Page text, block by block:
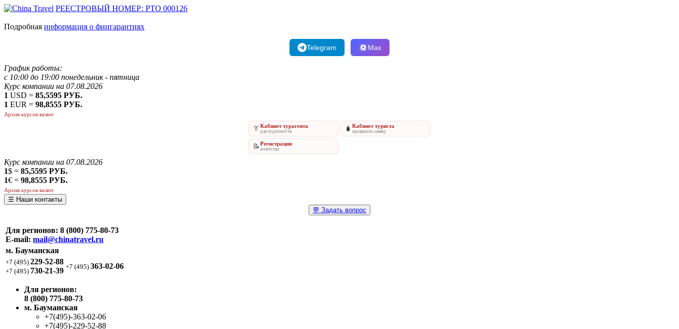
РЕЕСТРОВЫЙ НОМЕР: РТО 000126
Подробная информация о фингарантиях
Telegram Max
График работы:
с 10:00 до 19:00 понедельник - пятница
Курс компании на 07.08.2026
1 USD = 85,5595 РУБ.
1 EUR = 98,8555 РУБ.
Архив курсов валют
👔Кабинет турагента
для турагентств 🧳 Кабинет туриста
проверить заявку
📝Регистрация
агентство
Курс компании на 07.08.2026
1$ = 85,5595 РУБ.
1€ = 98,8555 РУБ.
Архив курсов валют
☰ Наши контакты
💬 Задать вопрос
Для регионов: 8 (800) 775-80-73
E-mail: mail@chinatravel.ru
м. Бауманская
+7 (495) 229-52-88
+7 (495) 730-21-39 +7 (495) 363-02-06
Для регионов:
8 (800) 775-80-73
м. Бауманская
+7(495)-363-02-06
+7(495)-229-52-88